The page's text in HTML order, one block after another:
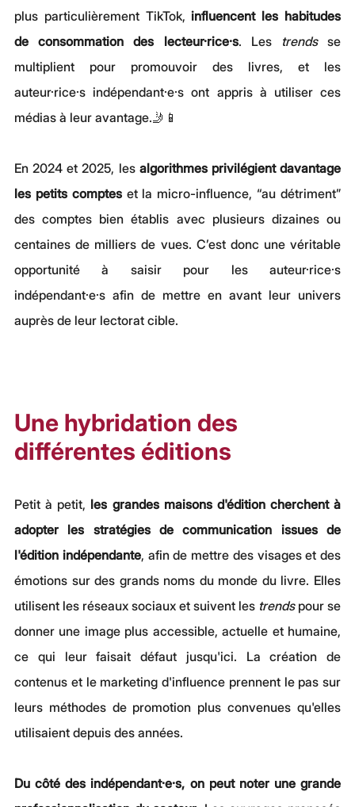
plus particulièrement TikTok, influencent les habitudes
de consommation des lecteur·rice·s. Les trends se
multiplient pour promouvoir des livres, et les
auteur·rice·s indépendant·e·s ont appris à utiliser ces
médias à leur avantage.🤳📱
En 2024 et 2025, les algorithmes privilégient davantage
les petits comptes et la micro-influence, “au détriment”
des comptes bien établis avec plusieurs dizaines ou
centaines de milliers de vues. C’est donc une véritable
opportunité à saisir pour les auteur·rice·s
indépendant·e·s afin de mettre en avant leur univers
auprès de leur lectorat cible.
Une hybridation des
différentes éditions
Petit à petit, les grandes maisons d'édition cherchent à
adopter les stratégies de communication issues de
l'édition indépendante, afin de mettre des visages et des
émotions sur des grands noms du monde du livre. Elles
utilisent les réseaux sociaux et suivent les trends pour se
donner une image plus accessible, actuelle et humaine,
ce qui leur faisait défaut jusqu'ici. La création de
contenus et le marketing d'influence prennent le pas sur
leurs méthodes de promotion plus convenues qu'elles
utilisaient depuis des années.
Du côté des indépendant·e·s, on peut noter une grande